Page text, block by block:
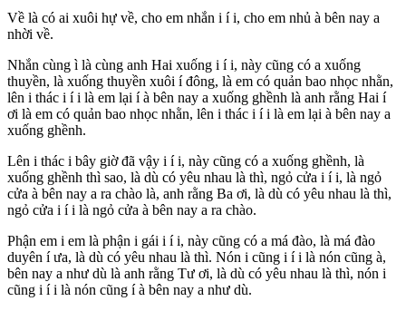
Về là có ai xuôi hự về, cho em nhắn i í i, cho em nhủ à bên nay a
nhời về.
Nhắn cùng ì là cùng anh Hai xuống i í i, này cũng có a xuống
thuyền, là xuống thuyền xuôi í đông, là em có quản bao nhọc nhằn,
lên i thác i í i là em lại í à bên nay a xuống ghềnh là anh rằng Hai í
ơi là em có quản bao nhọc nhằn, lên i thác i í i là em lại à bên nay a
xuống ghềnh.
Lên i thác i bây giờ đã vậy i í i, này cũng có a xuống ghềnh, là
xuống ghềnh thì sao, là dù có yêu nhau là thì, ngỏ cửa i í i, là ngỏ
cửa à bên nay a ra chào là, anh rằng Ba ơi, là dù có yêu nhau là thì,
ngỏ cửa i í i là ngỏ cửa à bên nay a ra chào.
Phận em i em là phận i gái i í i, này cũng có a má đào, là má đào
duyên í ưa, là dù có yêu nhau là thì. Nón i cũng i í i là nón cũng à,
bên nay a như dù là anh rằng Tư ơi, là dù có yêu nhau là thì, nón i
cũng i í i là nón cũng í à bên nay a như dù.